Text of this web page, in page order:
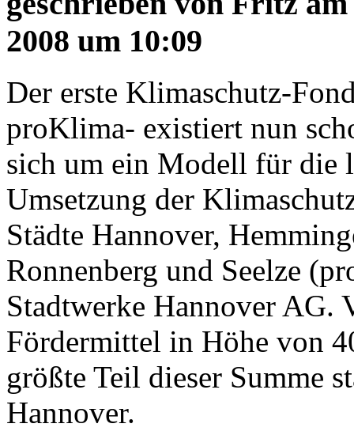
2008 um 10:09
Der erste Klimaschutz-
proKlima- existiert nun
sich um ein Modell für die
Umsetzung der
Städte Hannover,
Ronnenberg und Seelze
Stadtwerke Hannover AG.
Fördermittel in Höhe von
größte Teil dieser Summe
Hannover.